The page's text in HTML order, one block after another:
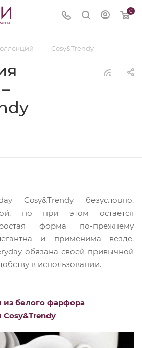
0
— Cosy&Trendy
Cosy&Trendy безусловно,
но при этом остается
форма по-прежнему
и применима везде.
обязана своей привычной
в использовании.
белого фарфора